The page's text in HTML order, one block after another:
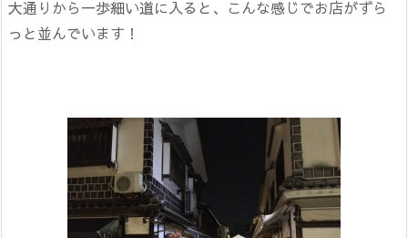
大通りから一歩細い道に入ると、こんな感じでお店がずら
っと並んでいます！